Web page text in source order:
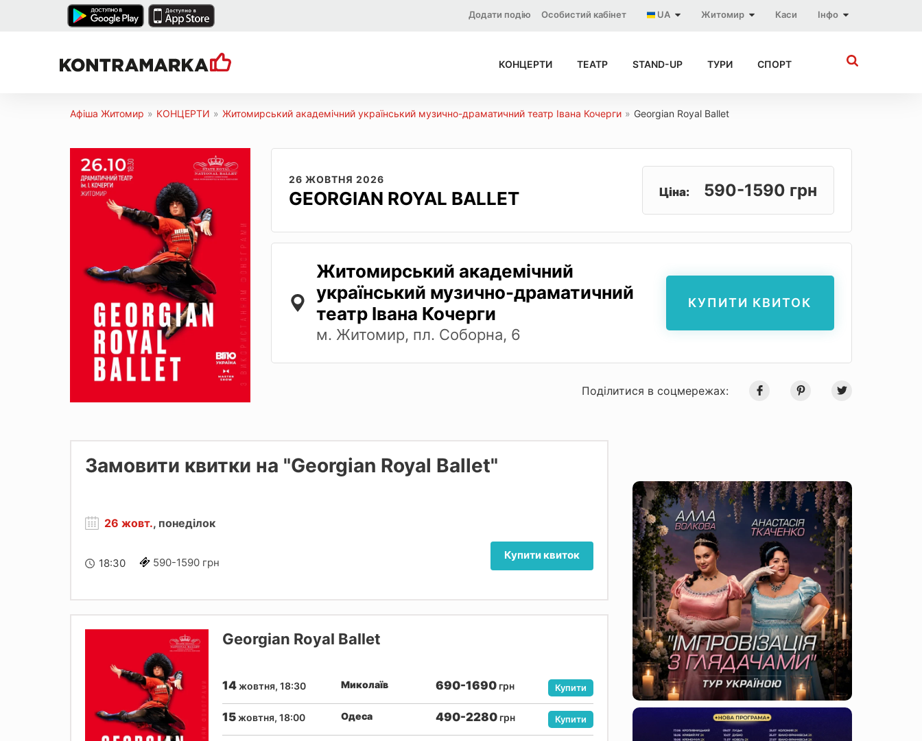
Інфо
Каси
Житомир
UA
Особистий кабінет
Додати подію
КОНЦЕРТИ ТЕАТР STAND-UP ТУРИ СПОРТ
Афіша Житомир » КОНЦЕРТИ » Житомирський академічний український музично-драматичний театр Івана Кочерги » Georgian Royal Ballet
26 ЖОВТНЯ 2026
GEORGIAN ROYAL BALLET Ціна: 590-1590 грн
Житомирський академічний
український музично-драматичний
театр Івана Кочерги
м. Житомир, пл. Соборна, 6
КУПИТИ КВИТОК
Поділитися в соцмережах:
Замовити квитки на "Georgian Royal Ballet"
26 жовт., понеділок
18:30 590-1590 грн
Купити квиток
Georgian Royal Ballet
14жовтня, 18:30 Миколаїв 690-1690 грн Купити
15жовтня, 18:00 Одеса 490-2280 грн Купити